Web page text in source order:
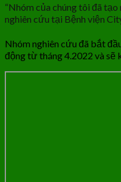
“Nhóm của chúng tôi đã
nghiên cứu tại Bệnh viện
Nhóm nghiên cứu đã bắt
động từ tháng 4.2022 và sẽ